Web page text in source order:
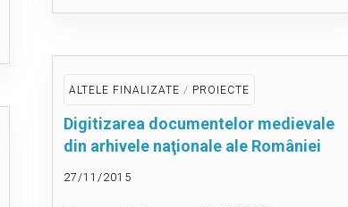
"CONNECT
Construirea
rețelei
Specialiști
în
Consilierea
ALTELE FINALIZATE / PROIECTE
Digitizarea documentelor medievale
din arhivele naţionale ale României
27/11/2015